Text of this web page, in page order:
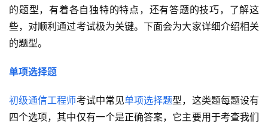
的题型，有着各自独特的特点，还有答题的技巧，了解这
些，对顺利通过考试极为关键。下面会为大家详细介绍相关
的题型。
单项选择题
初级通信工程师考试中常见单项选择题型，这类题每题设有
四个选项，其中仅有一个是正确答案，它主要用于考查我们